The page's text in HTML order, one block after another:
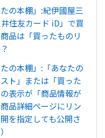
の本棚」:紀伊國屋三
住友カード iD」で買
品は「買ったものリ
の本棚」:「あなたの
ト」または「買った
表示が「商品情報が
品詳細ページにリン
を指定しても公開さ